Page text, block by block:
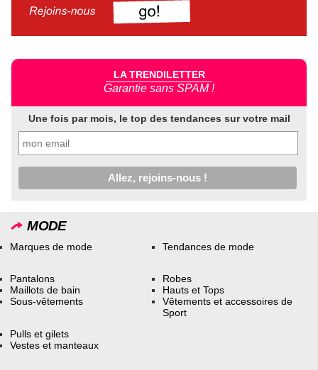
LA TRENDILETTER
Garantie sans SPAM !
Une fois par mois, le top des tendances sur votre mail
MODE
Marques de mode Tendances de mode
Pantalons
Maillots de bain
Sous-vêtements
Robes
Hauts et Tops
Vêtements et accessoires de
Sport
Pulls et gilets
Vestes et manteaux